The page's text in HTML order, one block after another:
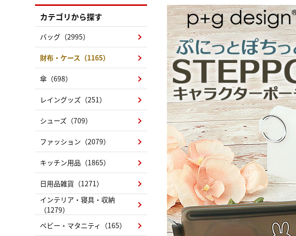
カテゴリから探す
バッグ（2995）
財布・ケース（1165）
傘（698）
レイングッズ（251）
シューズ（709）
ファッション（2079）
キッチン用品（1865）
日用品雑貨（1271）
インテリア・寝具・収納
（1279）
ベビー・マタニティ（165）